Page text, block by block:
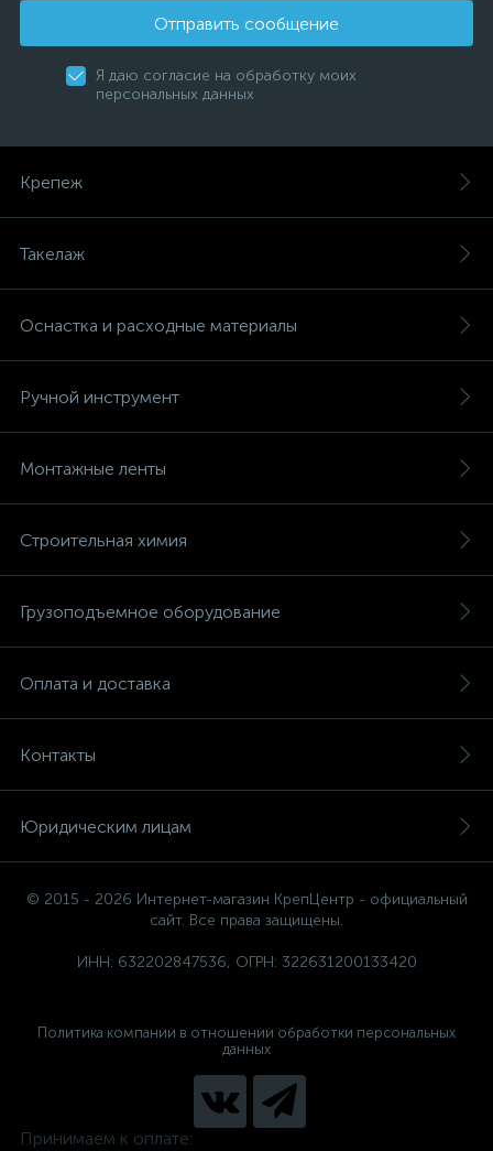
Отправить сообщение
Я даю согласие на обработку моих
персональных данных
Крепеж
Такелаж
Оснастка и расходные материалы
Ручной инструмент
Монтажные ленты
Строительная химия
Грузоподъемное оборудование
Оплата и доставка
Контакты
Юридическим лицам
© 2015 - 2026 Интернет-магазин КрепЦентр - официальный
сайт. Все права защищены.
ИНН: 632202847536, ОГРН: 322631200133420
Политика компании в отношении обработки персональных
данных
Принимаем к оплате: